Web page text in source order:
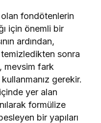
fondötenlerin
için önemli bir
ardından,
sonra
mevsim fark
gerekir.
yer alan
formülize
bir yapıları